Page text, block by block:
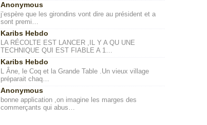
Anonymous
j’espère que les girondins vont dire au président et a
sont premi…
Karibs Hebdo
LA RÉCOLTE EST LANCER ,IL Y A QU UNE
TECHNIQUE QUI EST FIABLE A 1…
Karibs Hebdo
L Âne, le Coq et la Grande Table .Un vieux village
préparait chaq…
Anonymous
bonne application ,on imagine les marges des
commerçants qui abus…